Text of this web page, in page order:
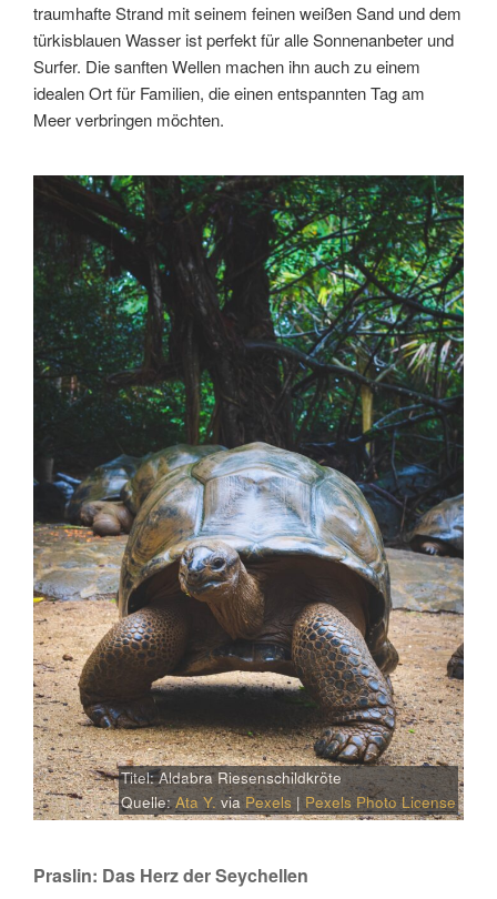
traumhafte Strand mit seinem feinen weißen Sand und dem
türkisblauen Wasser ist perfekt für alle Sonnenanbeter und
Surfer. Die sanften Wellen machen ihn auch zu einem
idealen Ort für Familien, die einen entspannten Tag am
Meer verbringen möchten.
Titel: Aldabra Riesenschildkröte
Quelle:Ata Y.viaPexels |Pexels Photo License
Praslin: Das Herz der Seychellen